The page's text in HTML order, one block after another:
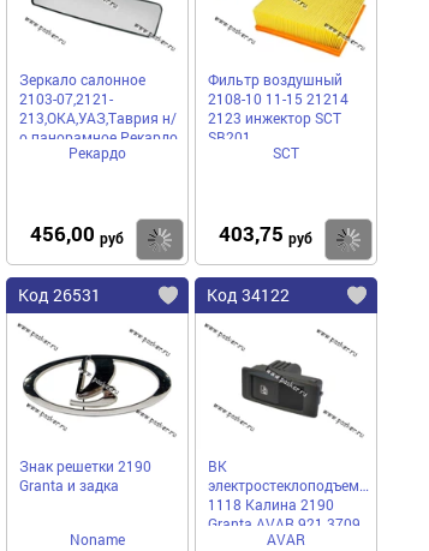
Зеркало салонное
2103-07,2121-
213,ОКА,УАЗ,Таврия н/
о панорамное Рекардо
Рекардо
456,00 руб Купить
Фильтр воздушный
2108-10 11-15 21214
2123 инжектор SCT
SB201
SCT
403,75 руб
Код 26531
Знак решетки 2190
Granta и задка
Noname
Код 34122
ВК
электростеклоподъемников
1118 Калина 2190
Granta AVAR 921.3709
AVAR